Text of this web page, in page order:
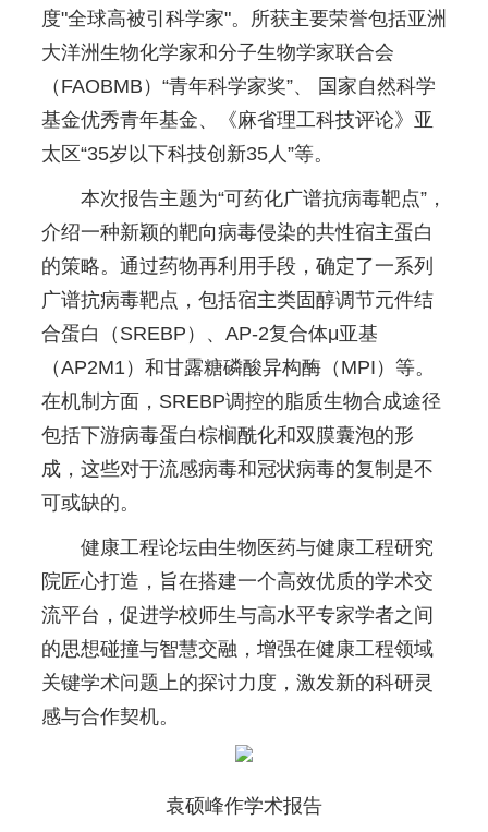
度"全球高被引科学家"。所获主要荣誉包括亚洲
大洋洲生物化学家和分子生物学家联合会
（FAOBMB）“青年科学家奖”、 国家自然科学
基金优秀青年基金、《麻省理工科技评论》亚
太区“35岁以下科技创新35人”等。
本次报告主题为“可药化广谱抗病毒靶点”，
介绍一种新颖的靶向病毒侵染的共性宿主蛋白
的策略。通过药物再利用手段，确定了一系列
广谱抗病毒靶点，包括宿主类固醇调节元件结
合蛋白（SREBP）、AP-2复合体μ亚基
（AP2M1）和甘露糖磷酸异构酶（MPI）等。
在机制方面，SREBP调控的脂质生物合成途径
包括下游病毒蛋白棕榈酰化和双膜囊泡的形
成，这些对于流感病毒和冠状病毒的复制是不
可或缺的。
健康工程论坛由生物医药与健康工程研究
院匠心打造，旨在搭建一个高效优质的学术交
流平台，促进学校师生与高水平专家学者之间
的思想碰撞与智慧交融，增强在健康工程领域
关键学术问题上的探讨力度，激发新的科研灵
感与合作契机。
袁硕峰作学术报告